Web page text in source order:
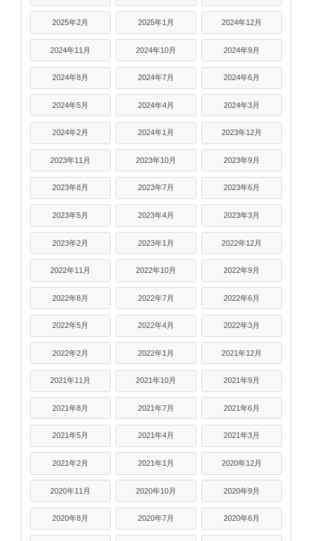
2025年2月 2025年1月 2024年12月
2024年11月 2024年10月 2024年9月
2024年8月 2024年7月 2024年6月
2024年5月 2024年4月 2024年3月
2024年2月 2024年1月 2023年12月
2023年11月 2023年10月 2023年9月
2023年8月 2023年7月 2023年6月
2023年5月 2023年4月 2023年3月
2023年2月 2023年1月 2022年12月
2022年11月 2022年10月 2022年9月
2022年8月 2022年7月 2022年6月
2022年5月 2022年4月 2022年3月
2022年2月 2022年1月 2021年12月
2021年11月 2021年10月 2021年9月
2021年8月 2021年7月 2021年6月
2021年5月 2021年4月 2021年3月
2021年2月 2021年1月 2020年12月
2020年11月 2020年10月 2020年9月
2020年8月 2020年7月 2020年6月